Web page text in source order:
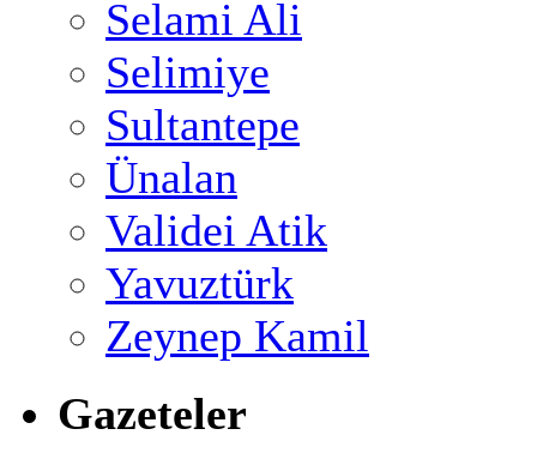
Selami Ali
Selimiye
Sultantepe
Ünalan
Validei Atik
Yavuztürk
Zeynep Kamil
Gazeteler